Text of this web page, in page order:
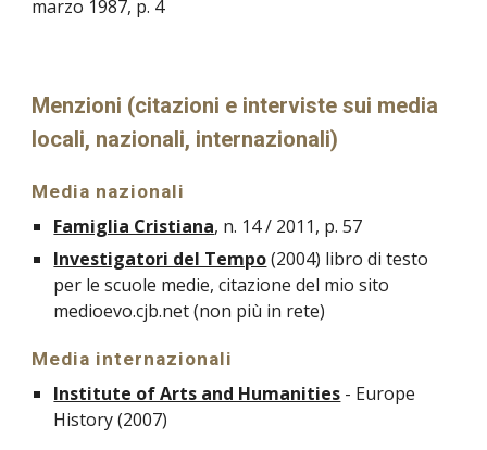
marzo 1987, p. 4
Menzioni (citazioni e interviste sui media
locali, nazionali, internazionali)
Media nazionali
Famiglia Cristiana, n. 14 / 2011, p. 57
Investigatori del Tempo(2004) libro di testo
per le scuole medie, citazione del mio sito
medioevo.cjb.net (non più in rete)
Media internazionali
Institute of Arts and Humanities - Europe
History (2007)